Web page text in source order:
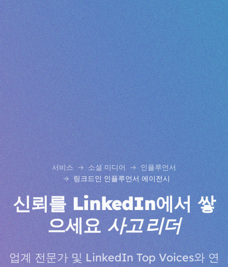
서비스 소셜 미디어
인플루언서
링크드인 인플루언서 에이전시
신뢰를 LinkedIn에서 쌓
으세요사고 리더
업계 전문가 및 LinkedIn Top Voices와 연